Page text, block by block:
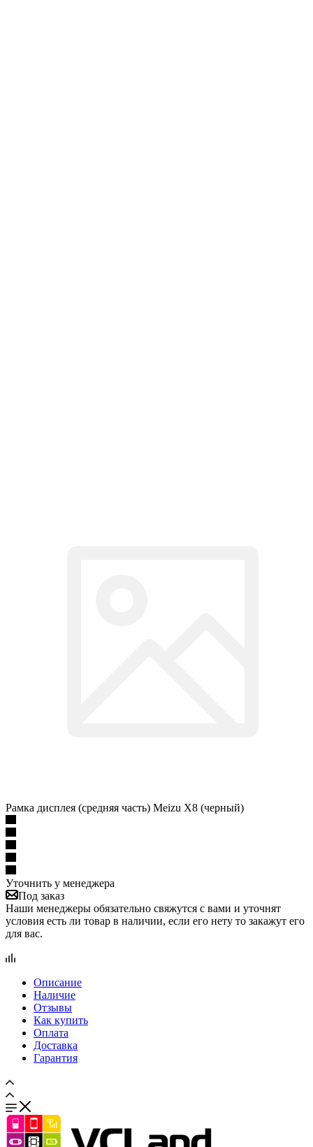
Рамка дисплея (средняя часть) Meizu X8 (черный)
Уточнить у менеджера
Под заказ
Наши менеджеры обязательно свяжутся с вами и уточнят
условия есть ли товар в наличии, если его нету то закажут его
для вас.
Описание
Наличие
Отзывы
Как купить
Оплата
Доставка
Гарантия